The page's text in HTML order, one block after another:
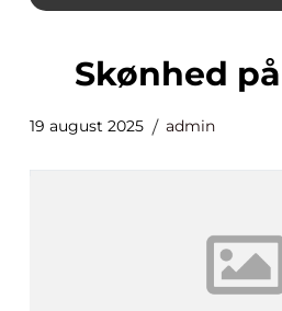
Skønhed
19 august 2025 admin